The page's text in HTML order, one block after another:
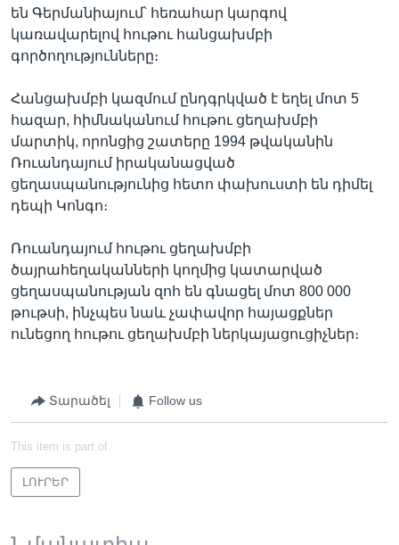
են Գերմանիայում՝ հեռահար կարգով
կառավարելով հութու հանցախմբի
գործողությունները։
Հանցախմբի կազմում ընդգրկված է եղել մոտ 5
հազար, հիմնականում հութու ցեղախմբի
մարտիկ, որոնցից շատերը 1994 թվականին
Ռուանդայում իրականացված
ցեղասպանությունից հետո փախուստի են դիմել
դեպի Կոնգո։
Ռուանդայում հութու ցեղախմբի
ծայրահեղականների կողմից կատարված
ցեղասպանության զոհ են գնացել մոտ 800 000
թութսի, ինչպես նաև չափավոր հայացքներ
ունեցող հութու ցեղախմբի ներկայացուցիչներ։
Տարածել Follow us
This item is part of
ԼՈՒՐԵՐ